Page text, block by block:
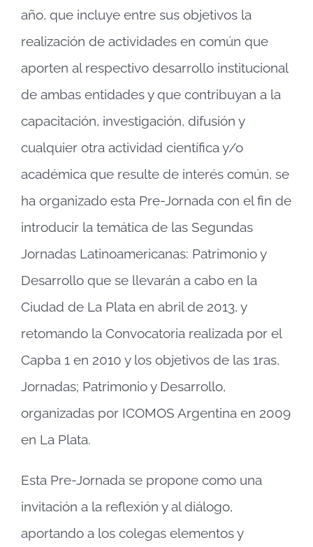
año, que incluye entre sus objetivos la
realización de actividades en común que
aporten al respectivo desarrollo institucional
de ambas entidades y que contribuyan a la
capacitación, investigación, difusión y
cualquier otra actividad científica y/o
académica que resulte de interés común, se
ha organizado esta Pre-Jornada con el fin de
introducir la temática de las Segundas
Jornadas Latinoamericanas: Patrimonio y
Desarrollo que se llevarán a cabo en la
Ciudad de La Plata en abril de 2013, y
retomando la Convocatoria realizada por el
Capba 1 en 2010 y los objetivos de las 1ras,
Jornadas; Patrimonio y Desarrollo,
organizadas por ICOMOS Argentina en 2009
en La Plata.
Esta Pre-Jornada se propone como una
invitación a la reflexión y al diálogo,
aportando a los colegas elementos y